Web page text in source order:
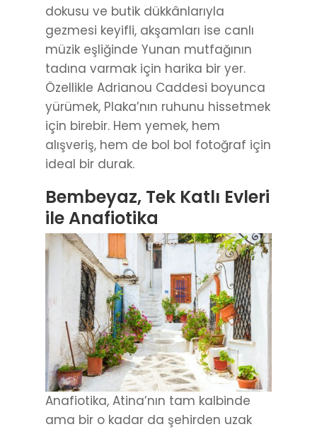
dokusu ve butik dükkânlarıyla
gezmesi keyifli, akşamları ise canlı
müzik eşliğinde Yunan mutfağının
tadına varmak için harika bir yer.
Özellikle Adrianou Caddesi boyunca
yürümek, Plaka’nın ruhunu hissetmek
için birebir. Hem yemek, hem
alışveriş, hem de bol bol fotoğraf için
ideal bir durak.
Bembeyaz, Tek Katlı Evleri
ile Anafiotika
Anafiotika, Atina’nın tam kalbinde
ama bir o kadar da şehirden uzak